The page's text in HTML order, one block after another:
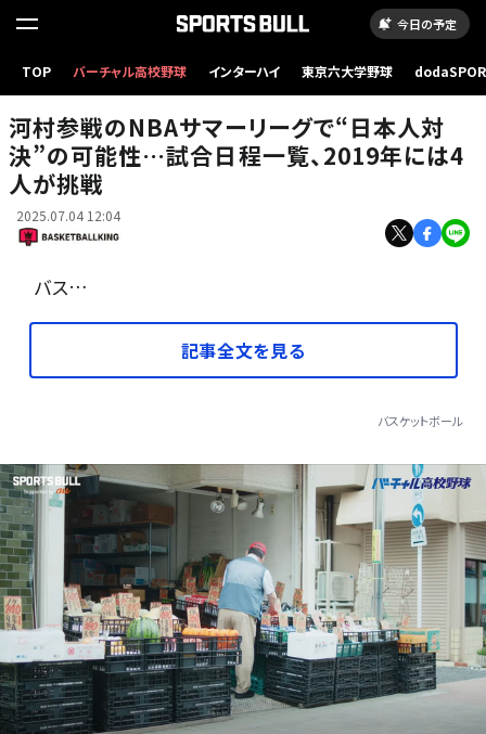
今日の予定
TOP バーチャル高校野球 インターハイ 東京六大学野球
NBAサマーリーグに参加する富永啓生、馬場雄大、河村勇輝［写真］＝Getty Images
河村参戦のNBAサマーリーグで“日本人対
決”の可能性…試合日程一覧、2019年には4
人が挑戦
2025.07.04 12:04
バス…
記事全文を見る
バスケットボール